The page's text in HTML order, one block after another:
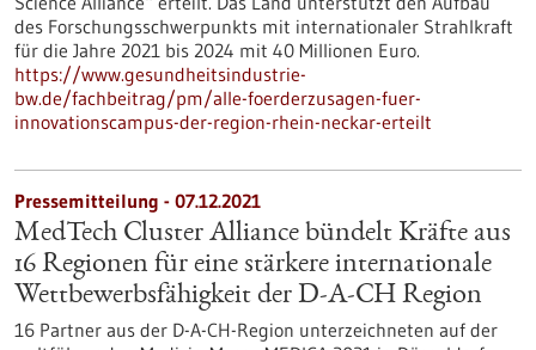
des Forschungsschwerpunkts mit internationaler Strahlkraft
für die Jahre 2021 bis 2024 mit 40 Millionen Euro.
https://www.gesundheitsindustrie-
bw.de/fachbeitrag/pm/alle-foerderzusagen-fuer-
innovationscampus-der-region-rhein-neckar-erteilt
Pressemitteilung - 07.12.2021
MedTech Cluster Alliance bündelt Kräfte aus
16 Regionen für eine stärkere internationale
Wettbewerbsfähigkeit der D-A-CH Region
16 Partner aus der D-A-CH-Region unterzeichneten auf der